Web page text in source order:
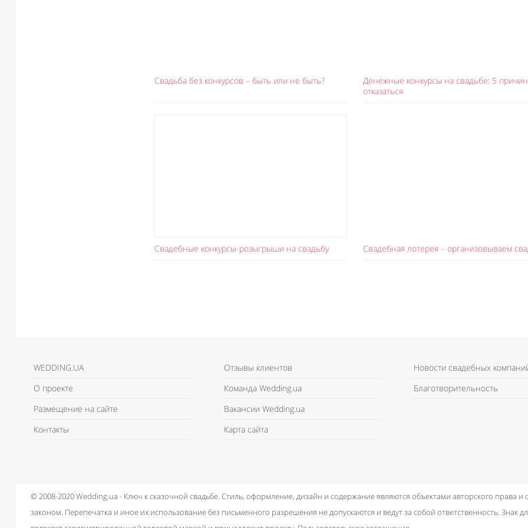
Свадьба без конкурсов – быть или не быть?
Денежные конкурсы на свадьбе: 5 причин
отказаться
Свадебные конкурсы-розыгрыши на свадьбу Свадебная лотерея – организовываем
WEDDING.UA
О проекте
Размещение на сайте
Контакты
Отзывы клиентов
Команда Wedding.ua
Вакансии Wedding.ua
Карта сайта
Новости свадебных
Благотворительность
© 2008-2020 Wedding.ua - Ключ к сказочной свадьбе. Стиль, оформление, дизайн и содержание являются объектами авторского права и
законом. Перепечатка и иное их использование без письменного разрешения не допускаются и ведут за собой ответственность. Знак